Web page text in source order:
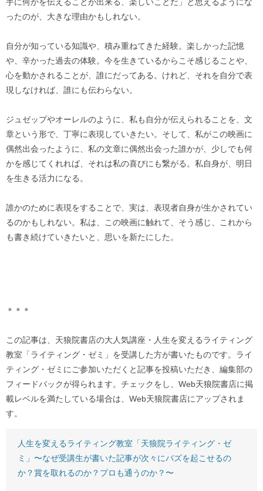
ったのが、大きな理由かもしれない。
自分が知っている知識や、積み重ねてきた経験。楽しかった記憶
や、辛かった過去の体験。今を生きているからこそ感じることや、
心を動かされることが、誰にだってある。けれど、それを自分で表
現しなければ、誰にも伝わらない。
ジュゼップやオーレルのように、私も自分が伝えられることを、文
章という形で、丁寧に表現していきたい。そして、私がこの映画に
偶然出会ったように、私の文章に偶然出会った誰かが、少しでも何
かを感じてくれれば、それは私の喜びにも繋がる。私自身が、明日
を生きる活力になる。
誰かのために表現をすることで、実は、表現者自身が生かされてい
るのかもしれない。私は、この映画に触れて、そう感じ、これから
も書き続けていきたいと、思いを新たにした。
＊＊＊
この記事は、天狼院書店の大人気講座・人生を変えるライティング
教室「ライティング・ゼミ」を受講した方が書いたものです。ライ
ティング・ゼミにご参加いただくと記事を投稿いただき、編集部の
フィードバックが得られます。チェックをし、Web天狼院書店に掲
載レベルを満たしている場合は、Web天狼院書店にアップされま
す。
人生を変えるライティング教室「天狼院ライティング・ゼ
ミ」〜なぜ受講生が書いた記事が次々にバズを起こせるの
か？賞を取れるのか？プロも通うのか？〜